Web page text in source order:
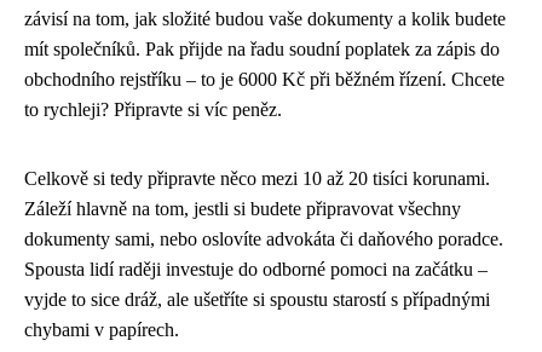
závisí na tom, jak složité budou vaše dokumenty a kolik budete
mít společníků. Pak přijde na řadu soudní poplatek za zápis do
obchodního rejstříku – to je 6000 Kč při běžném řízení. Chcete
to rychleji? Připravte si víc peněz.
Celkově si tedy připravte něco mezi 10 až 20 tisíci korunami.
Záleží hlavně na tom, jestli si budete připravovat všechny
dokumenty sami, nebo oslovíte advokáta či daňového poradce.
Spousta lidí raději investuje do odborné pomoci na začátku –
vyjde to sice dráž, ale ušetříte si spoustu starostí s případnými
chybami v papírech.